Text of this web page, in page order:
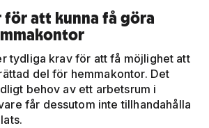
för att kunna få göra
tydliga krav för att få möjlighet att
del för hemmakontor. Det
behov av ett arbetsrum i
får dessutom inte tillhandahålla